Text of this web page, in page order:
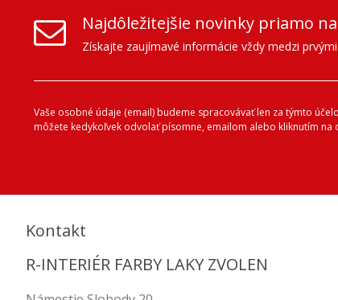
Najdôležitejšie novinky priamo
Získajte zaujímavé informácie vždy medzi prvými
Vaše osobné údaje (email) budeme spracovávať len za týmto
môžete kedykoľvek odvolať písomne, emailom alebo kliknutím
Kontakt
R-INTERIÉR FARBY LAKY ZVOLEN